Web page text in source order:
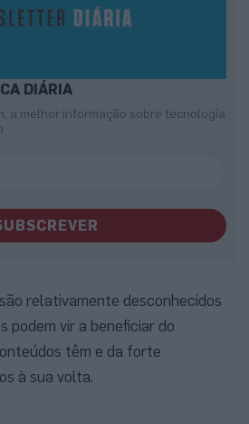
DIÁRIA
a melhor informação sobre tecnologia
relativamente desconhecidos
podem vir a beneficiar do
têm e da forte
à sua volta.